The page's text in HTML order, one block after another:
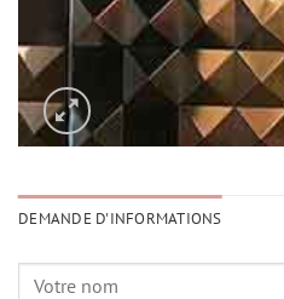
DEMANDE D'INFORMATIONS